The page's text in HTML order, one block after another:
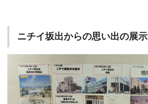
ニチイ坂出からの思い出の展示